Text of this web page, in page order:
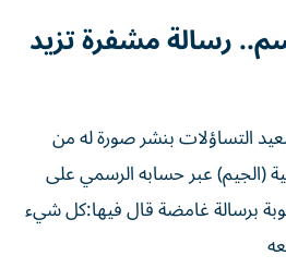
رسالة مشفرة تزيد
التساؤلات بنشر صورة له من
(الجيم) عبر حسابه الرسمي على
برسالة غامضة قال فيها:كل شيء